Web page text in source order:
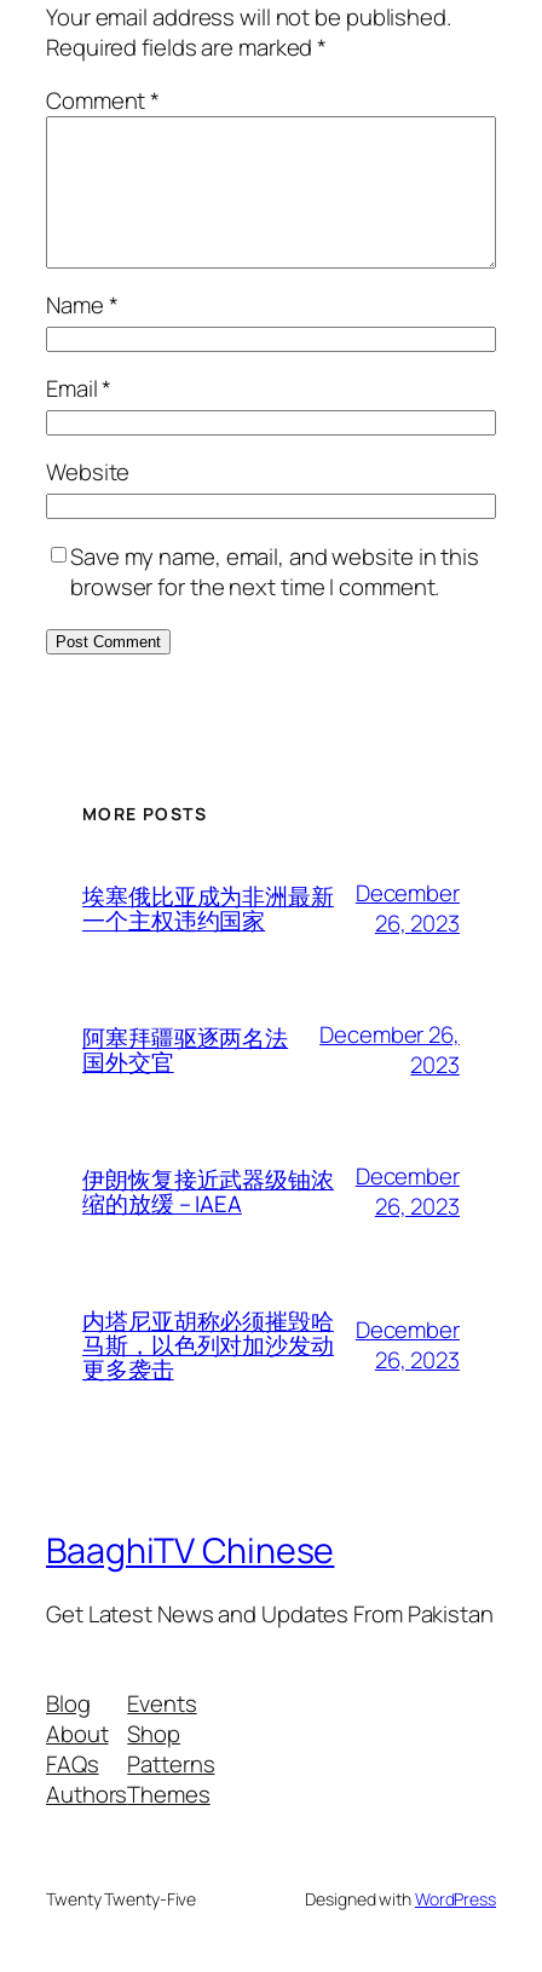
Your email address will not be published.
Required fields are marked*
Comment*
Name*
Email*
Website
Save my name, email, and website in this
browser for the next time I comment.
MORE POSTS
埃塞俄比亚成为非洲最新
一个主权违约国家
December
26, 2023
阿塞拜疆驱逐两名法
国外交官
December 26,
2023
伊朗恢复接近武器级铀浓
缩的放缓 – IAEA
December
26, 2023
内塔尼亚胡称必须摧毁哈
马斯，以色列对加沙发动
更多袭击
December
26, 2023
BaaghiTV Chinese
Get Latest News and Updates From Pakistan
Blog
About
FAQs
Authors
Events
Shop
Patterns
Themes
Twenty Twenty-Five Designed withWordPress